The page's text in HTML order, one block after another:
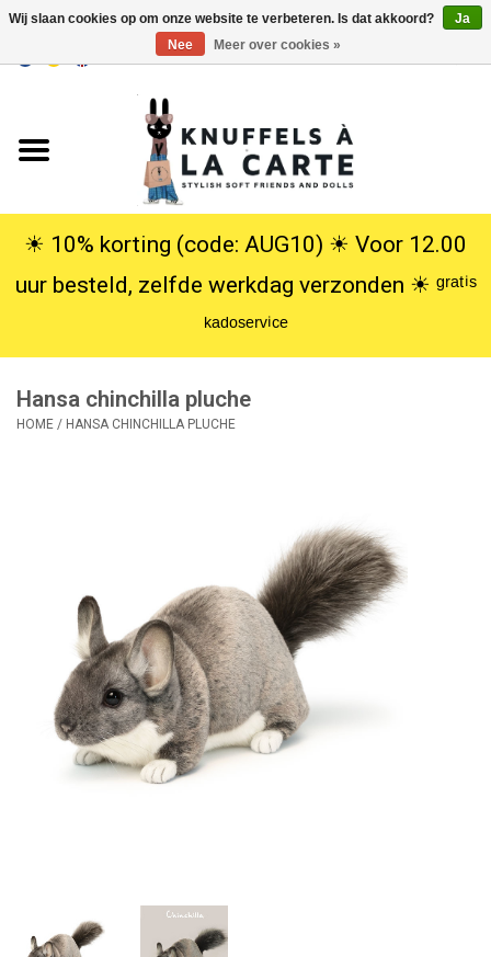
USD
Knuffels
Poppen
SALE
Cadeauservice
☀︎ 10% korting (code: AUG10) ☀︎ Voor 12.00
uur besteld, zelfde werkdag verzonden ☀︎ ᵍʳᵃᵗⁱˢ
ᵏᵃᵈᵒˢᵉʳᵛⁱᶜᵉ
Hansa chinchilla pluche
HOME / HANSA CHINCHILLA PLUCHE
Wij slaan cookies op om onze website te verbeteren. Is dat akkoord?
Ja
Nee
Meer over cookies »